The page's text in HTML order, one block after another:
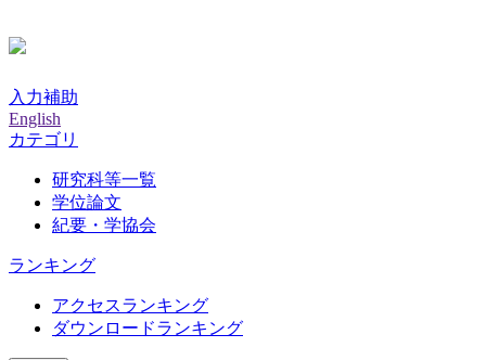
入力補助
English
カテゴリ
研究科等一覧
学位論文
紀要・学協会
ランキング
アクセスランキング
ダウンロードランキング